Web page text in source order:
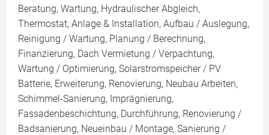
Beratung, Wartung, Hydraulischer Abgleich,
Thermostat, Anlage & Installation, Aufbau / Auslegung,
Reinigung / Wartung, Planung / Berechnung,
Finanzierung, Dach Vermietung / Verpachtung,
Wartung / Optimierung, Solarstromspeicher / PV
Batterie, Erweiterung, Renovierung, Neubau Arbeiten,
Schimmel-Sanierung, Imprägnierung,
Fassadenbeschichtung, Durchführung, Renovierung /
Badsanierung, Neueinbau / Montage, Sanierung /